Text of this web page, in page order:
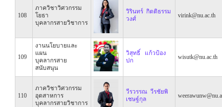
108
ภาควิชาวิศวกรรม
โยธา
บุคลากรสายวิชาการ
วิรินทร์ กิตติธรรม
วงศ์
virink@nu.ac.th
109
งานนโยบายและ
แผน
บุคลากรสาย
สนับสนุน
วิสุทธิ์ แก้วป้อง
ปก
wisutk@nu.ac.th
110
ภาควิชาวิศวกรรม
อุตสาหการ
บุคลากรสายวิชาการ
วีรวรรณ วีรชัยพิ
เชษฐ์กุล